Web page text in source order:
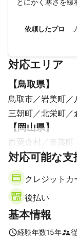
とにかく寒さを緩
離れて暮らす母
が、周りの自然
本当に、ありがと
依頼したプロ
対応エリア
【鳥取県】
鳥取市 岩美町
三朝町
北栄町
【岡山県】
西粟倉村 奈義町
【兵庫県】
新温泉町
対応可能な支
クレジットカ
後払い
基本情報
経験年数15年